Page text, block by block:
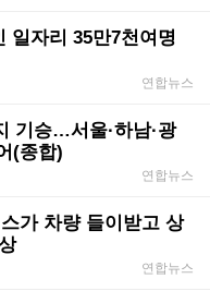
일자리 35만7천여명
연합뉴스
기승…서울·하남·광
(종합)
연합뉴스
가 차량 들이받고 상
연합뉴스